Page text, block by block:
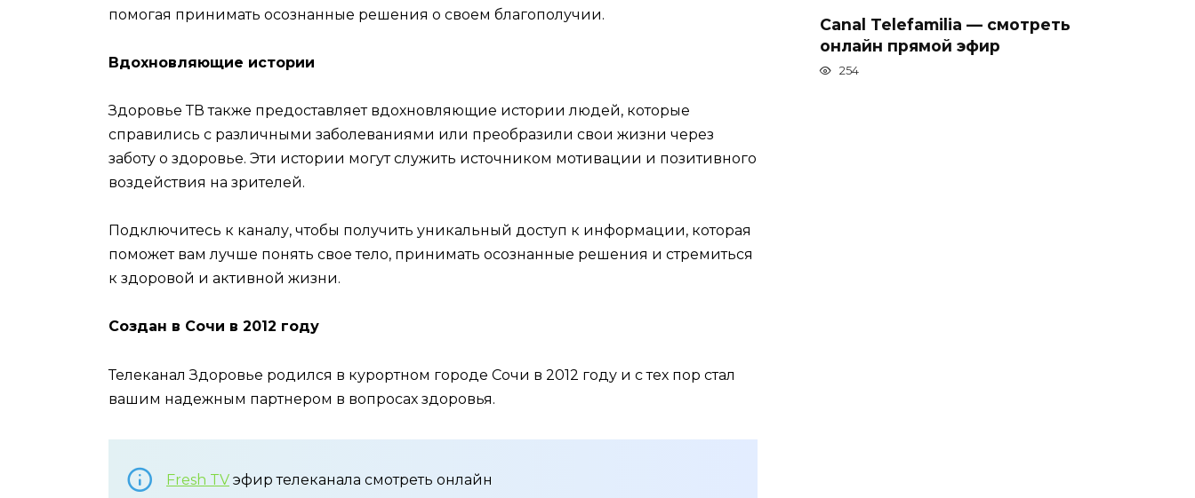
помогая принимать осознанные решения о своем благополучии.
Вдохновляющие истории
Здоровье ТВ также предоставляет вдохновляющие истории людей, которые
справились с различными заболеваниями или преобразили свои жизни через
заботу о здоровье. Эти истории могут служить источником мотивации и позитивного
воздействия на зрителей.
Подключитесь к каналу, чтобы получить уникальный доступ к информации, которая
поможет вам лучше понять свое тело, принимать осознанные решения и стремиться
к здоровой и активной жизни.
Создан в Сочи в 2012 году
Телеканал Здоровье родился в курортном городе Сочи в 2012 году и с тех пор стал
вашим надежным партнером в вопросах здоровья.
Fresh TV эфир телеканала смотреть онлайн
Canal Telefamilia — смотреть
онлайн прямой эфир
254